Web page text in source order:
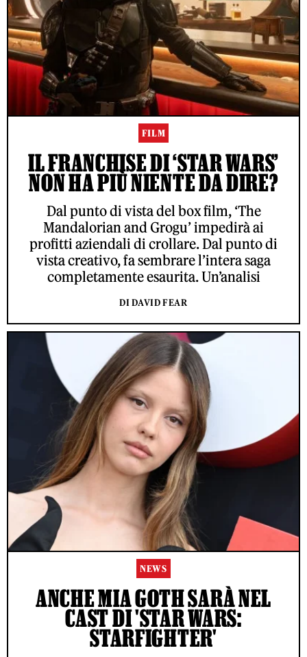
FILM
IL FRANCHISE DI ‘STAR WARS’
NON HA PIÙ NIENTE DA DIRE?
Dal punto di vista del box film, ‘The
Mandalorian and Grogu’ impedirà ai
profitti aziendali di crollare. Dal punto di
vista creativo, fa sembrare l’intera saga
completamente esaurita. Un’analisi
DI DAVID FEAR
NEWS
ANCHE MIA GOTH SARÀ NEL
CAST DI 'STAR WARS:
STARFIGHTER'